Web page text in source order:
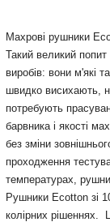
Махрові рушники
Такий великий
виробів: вони м'які
швидко висихають,
потребують
барвника і якості
без зміни
проходження
температурах,
Рушники Ecotton зі
колірних рішеннях.